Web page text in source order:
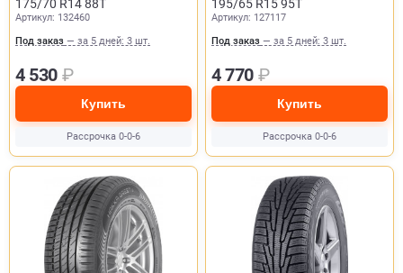
175/70 R14 88T
Артикул: 132460
Под заказ — за 5 дней: 3 шт.
4 530 ₽
Купить
Рассрочка 0-0-6
195/65 R15 95T
Артикул: 127117
Под заказ — за 5 дней: 3 шт.
4 770 ₽
Купить
Рассрочка 0-0-6